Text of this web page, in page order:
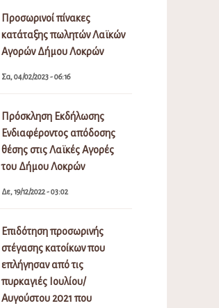
Προσωρινοί πίνακες
κατάταξης πωλητών Λαϊκών
Αγορών Δήμου Λοκρών
Σα, 04/02/2023 - 06:16
Πρόσκληση Εκδήλωσης
Ενδιαφέροντος απόδοσης
θέσης στις Λαϊκές Αγορές
του Δήμου Λοκρών
Δε, 19/12/2022 - 03:02
Επιδότηση προσωρινής
στέγασης κατοίκων που
επλήγησαν από τις
πυρκαγιές Ιουλίου/
Αυγούστου 2021 που